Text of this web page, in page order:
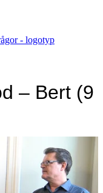
– Bert (9